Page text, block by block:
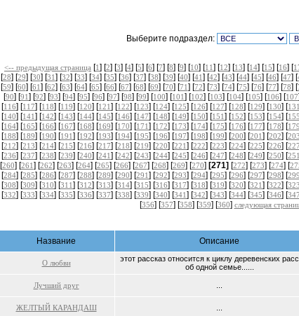
Выберите подраздел:
<-- предыдущая страница [1] [2] [3] [4] [5] [6] [7] [8] [9] [10] [11] [12] [13] [14] [15] [16] [
[28] [29] [30] [31] [32] [33] [34] [35] [36] [37] [38] [39] [40] [41] [42] [43] [44] [45] [46] [47] [
[59] [60] [61] [62] [63] [64] [65] [66] [67] [68] [69] [70] [71] [72] [73] [74] [75] [76] [77] [78] [
[90] [91] [92] [93] [94] [95] [96] [97] [98] [99] [100] [101] [102] [103] [104] [105] [106] [107
[116] [117] [118] [119] [120] [121] [122] [123] [124] [125] [126] [127] [128] [129] [130] [131
[140] [141] [142] [143] [144] [145] [146] [147] [148] [149] [150] [151] [152] [153] [154] [155
[164] [165] [166] [167] [168] [169] [170] [171] [172] [173] [174] [175] [176] [177] [178] [179
[188] [189] [190] [191] [192] [193] [194] [195] [196] [197] [198] [199] [200] [201] [202] [203
[212] [213] [214] [215] [216] [217] [218] [219] [220] [221] [222] [223] [224] [225] [226] [227
[236] [237] [238] [239] [240] [241] [242] [243] [244] [245] [246] [247] [248] [249] [250] [251
[260] [261] [262] [263] [264] [265] [266] [267] [268] [269] [270] [271] [272] [273] [274] [
[284] [285] [286] [287] [288] [289] [290] [291] [292] [293] [294] [295] [296] [297] [298] [299
[308] [309] [310] [311] [312] [313] [314] [315] [316] [317] [318] [319] [320] [321] [322] [323
[332] [333] [334] [335] [336] [337] [338] [339] [340] [341] [342] [343] [344] [345] [346] [347
[356] [357] [358] [359] [360] следующая
Название Описание
О любви
этот рассказ относится к циклу деревенских
об одной семье......
Лучший друг
ЖЕЛТЫЙ КАРАНДАШ